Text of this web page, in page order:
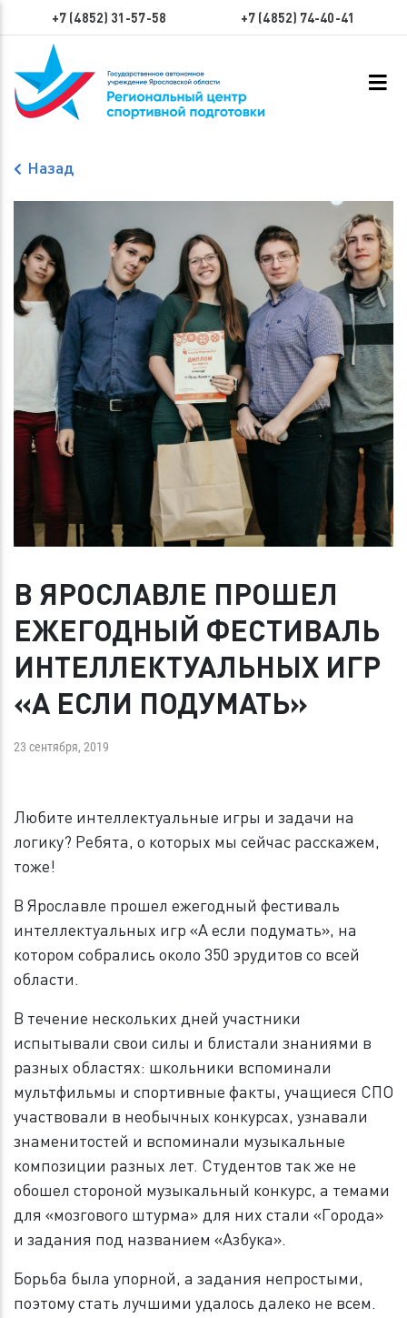
+7 (4852) 31-57-58 +7 (4852) 74-40-41
Назад
В ЯРОСЛАВЛЕ ПРОШЕЛ
ЕЖЕГОДНЫЙ ФЕСТИВАЛЬ
ИНТЕЛЛЕКТУАЛЬНЫХ ИГР
«А ЕСЛИ ПОДУМАТЬ»
23 сентября, 2019
Любите интеллектуальные игры и задачи на
логику? Ребята, о которых мы сейчас расскажем,
тоже!
В Ярославле прошел ежегодный фестиваль
интеллектуальных игр «А если подумать», на
котором собрались около 350 эрудитов со всей
области.
В течение нескольких дней участники
испытывали свои силы и блистали знаниями в
разных областях: школьники вспоминали
мультфильмы и спортивные факты, учащиеся СПО
участвовали в необычных конкурсах, узнавали
знаменитостей и вспоминали музыкальные
композиции разных лет. Студентов так же не
обошел стороной музыкальный конкурс, а темами
для «мозгового штурма» для них стали «Города»
и задания под названием «Азбука».
Борьба была упорной, а задания непростыми,
поэтому стать лучшими удалось далеко не всем.